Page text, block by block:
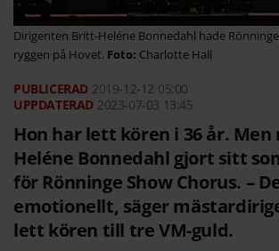
Dirigenten Britt-Heléne Bonnedahl hade
ryggen på Hovet.
Charlotte Hall
2019-12-12 05:00
2023-07-03 13:45
Hon har lett kören i 36 år.
Heléne Bonnedahl gjort sitt
för Rönninge Show Chorus. –
emotionellt, säger
lett kören till tre VM-guld.